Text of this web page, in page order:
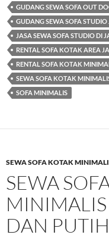
GUDANG SEWA SOFA OUT
GUDANG SEWA SOFA
JASA SEWA SOFA STUDIO DI
RENTAL SOFA KOTAK AREA
RENTAL SOFA KOTAK
SEWA SOFA KOTAK
SOFA MINIMALIS
SEWA SOFA KOTAK
SEWA
DAN